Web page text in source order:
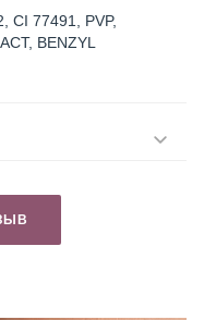
CI 77491, PVP,
BENZYL